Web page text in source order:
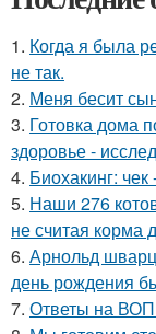
1. Когда я была
не так.
2. Меня бесит
3. Готовка дома
здоровье -
4. Биохакинг:
5. Наши 276
не считая корма
6. Арнольд
день рождения
7. Ответы на